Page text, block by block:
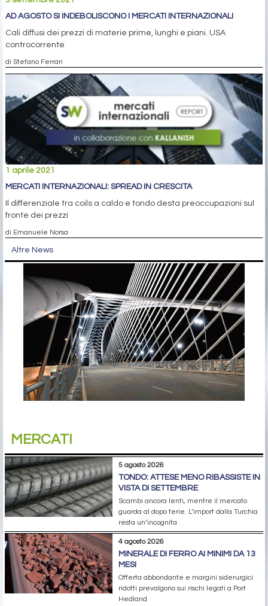
AD AGOSTO SI INDEBOLISCONO I MERCATI INTERNAZIONALI
Cali diffusi dei prezzi di materie prime, lunghi e piani. USA
controcorrente
di Stefano Ferrari
1 aprile 2021
MERCATI INTERNAZIONALI: SPREAD IN CRESCITA
Il differenziale tra coils a caldo e tondo desta preoccupazioni sul
fronte dei prezzi
di Emanuele Norsa
Altre News
MERCATI
5 agosto 2026
TONDO: ATTESE MENO RIBASSISTE IN
VISTA DI SETTEMBRE
Scambi ancora lenti, mentre il mercato
guarda al dopo ferie. L’import dalla Turchia
resta un’incognita
4 agosto 2026
MINERALE DI FERRO AI MINIMI DA 13
MESI
Offerta abbondante e margini siderurgici
ridotti prevalgono sui rischi legati a Port
Hedland